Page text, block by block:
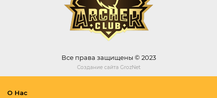
Все права защищены © 2023
Создание сайта GrozNet
О Нас